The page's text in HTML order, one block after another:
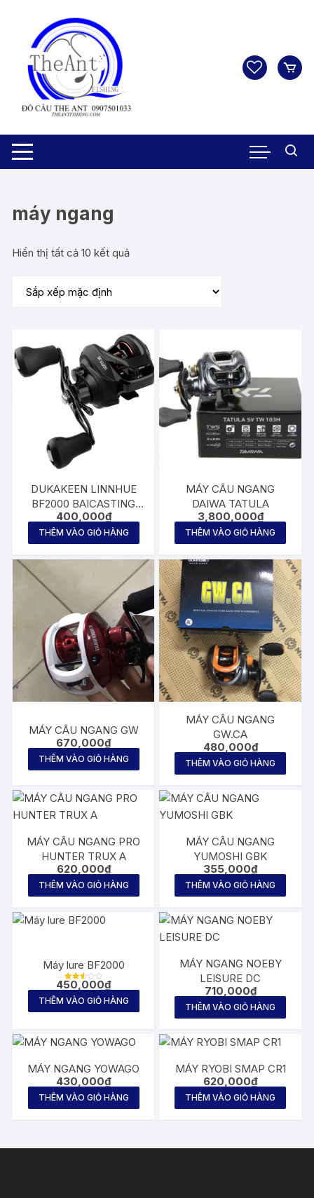
máy ngang
Hiển thị tất cả 10 kết quả
DUKAKEEN LINNHUE
BF2000 BAICASTING
REEL HIGH SPEED 7.2:1
GEAR RATIO
400,000₫
THÊM VÀO GIỎ HÀNG
MÁY CÂU NGANG
DAIWA TATULA
3,800,000₫
THÊM VÀO GIỎ HÀNG
MÁY CÂU NGANG GW
670,000₫
THÊM VÀO GIỎ HÀNG
MÁY CÂU NGANG
GW.CA
480,000₫
THÊM VÀO GIỎ HÀNG
MÁY CÂU NGANG PRO
HUNTER TRUX A
620,000₫
THÊM VÀO GIỎ HÀNG
MÁY CÂU NGANG
YUMOSHI GBK
355,000₫
THÊM VÀO GIỎ HÀNG
Máy lure BF2000
Được
hạng
5
450,000₫
THÊM VÀO GIỎ HÀNG
MÁY NGANG NOEBY
LEISURE DC
710,000₫
THÊM VÀO GIỎ HÀNG
MÁY NGANG YOWAGO
430,000₫
THÊM VÀO GIỎ HÀNG
MÁY RYOBI SMAP CR1
620,000₫
THÊM VÀO GIỎ HÀNG